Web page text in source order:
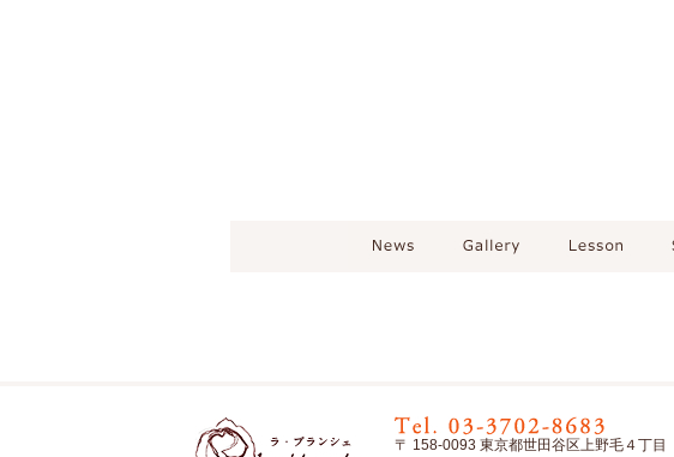
〒 158-0093 東京都世田谷区上野毛４丁目